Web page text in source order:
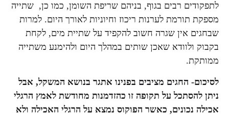
לתפקודים רבים בגוף, בניהם שריפת השומן, כמו כן, שתייה
מספקת תורמת לערנות ריכוז וחיוניות לאורך היום. למרות
שבחגים אין שגרה חשוב להקפיד על שתיית מים, לקחת
בקבוק ולוודא שאכן שותים במהלך היום ולהימנע משתייה
ממותקת.
לסיכום- החגים מציבים בפנינו אתגר בנושא המשקל, אבל
ניתן להסתכל על תקופה זו כהזדמנות מחודשת לאמץ הרגלי
אכילה נכונים, כאשר הפוקוס נמצא על הרגלי האכילה ולא